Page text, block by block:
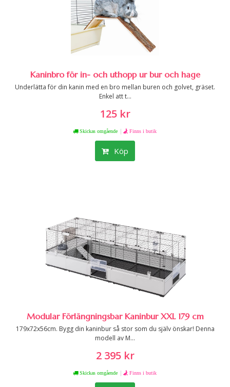
Kaninbro för in- och uthopp ur bur och hage
Underlätta för din kanin med en bro mellan buren och golvet, gräset.
Enkel att t...
125 kr
Skickas omgående | Finns i butik
Köp
Modular Förlängningsbar Kaninbur XXL 179 cm
179x72x56cm. Bygg din kaninbur så stor som du själv önskar! Denna
modell av M...
2 395 kr
Skickas omgående | Finns i butik